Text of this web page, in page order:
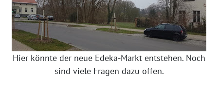
Hier könnte der neue Edeka-Markt entstehen. Noch
sind viele Fragen dazu offen.